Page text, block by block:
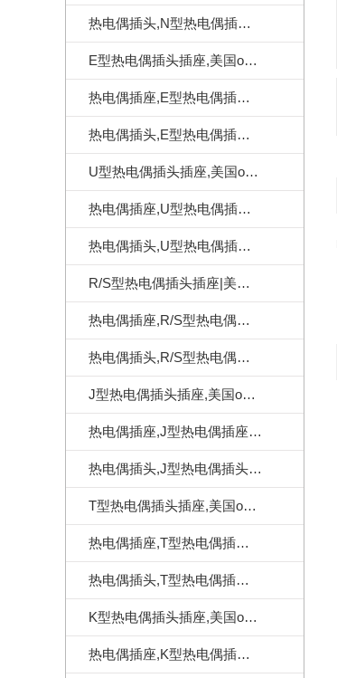
热电偶插头,N型热电偶插头,美国omega热电偶插头
E型热电偶插头插座,美国omega热电偶连接器
热电偶插座,E型热电偶插座,美国omega热电偶插座
热电偶插头,E型热电偶插头,美国omega热电偶插头
U型热电偶插头插座,美国omega热电偶连接器
热电偶插座,U型热电偶插座,美国omega热电偶插座
热电偶插头,U型热电偶插头,美国omega热电偶插头
R/S型热电偶插头插座|美国omega热电偶连接器
热电偶插座,R/S型热电偶插座,美国omega热电偶插座
热电偶插头,R/S型热电偶插头,美国omega热电偶插头
J型热电偶插头插座,美国omega热电偶连接器
热电偶插座,J型热电偶插座,美国omega热电偶插座
热电偶插头,J型热电偶插头,美国omega热电偶插头
T型热电偶插头插座,美国omega热电偶连接器
热电偶插座,T型热电偶插座,美国omega热电偶插座
热电偶插头,T型热电偶插头,美国omega热电偶插头
K型热电偶插头插座,美国omega热电偶连接器
热电偶插座,K型热电偶插座,美国omega热电偶插座